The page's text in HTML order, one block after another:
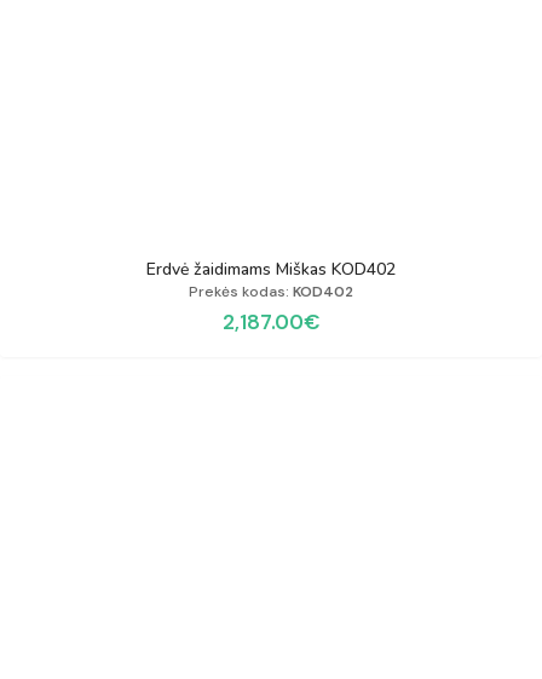
Erdvė žaidimams Miškas KOD402
Prekės kodas: KOD402
2,187.00€